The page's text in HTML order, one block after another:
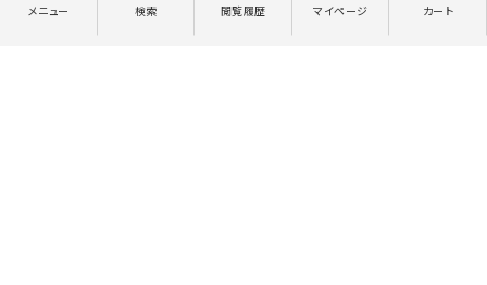
Copyright © YANAGIDA ORIMONO CO.LTD. All Rights Reserved.